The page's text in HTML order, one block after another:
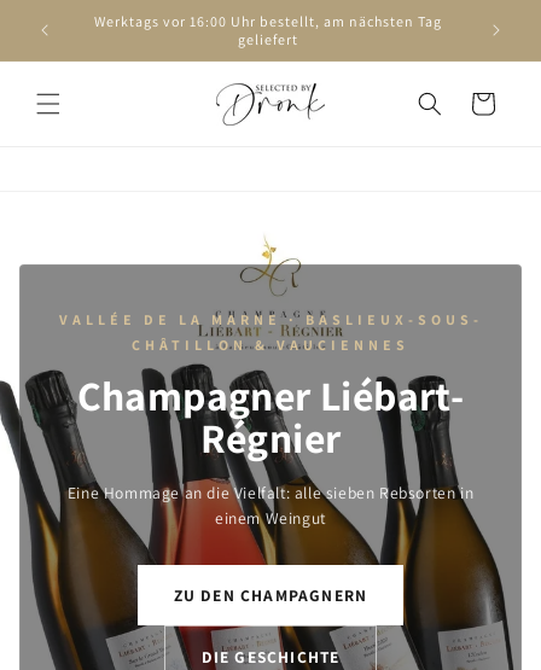
zum
Werktags vor 16:00 Uhr bestellt, am nächsten Tag
geliefert
Warenkorb
VALLÉE DE LA MARNE · BASLIEUX-SOUS-
CHÂTILLON & VAUCIENNES
Champagner Liébart-
Régnier
Eine Hommage an die Vielfalt: alle sieben Rebsorten in
einem Weingut
ZU DEN CHAMPAGNERN
DIE GESCHICHTE